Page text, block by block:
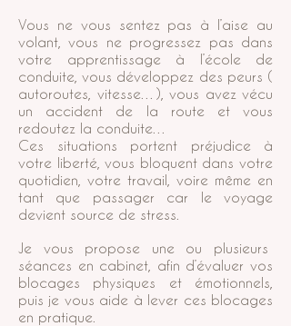
Vous ne vous sentez pas à l’aise au
volant, vous ne progressez pas dans
votre apprentissage à l’école de
conduite, vous développez des peurs (
autoroutes, vitesse…), vous avez vécu
un accident de la route et vous
redoutez la conduite…
Ces situations portent préjudice à
votre liberté, vous bloquent dans votre
quotidien, votre travail, voire même en
tant que passager car le voyage
devient source de stress.
Je vous propose une ou plusieurs
séances en cabinet, afin d’évaluer vos
blocages physiques et émotionnels,
puis je vous aide à lever ces blocages
en pratique.